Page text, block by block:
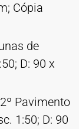
Cópia
de
D: 90 x
Pavimento
1:50; D: 90